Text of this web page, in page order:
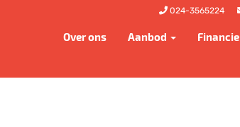
024-3565224
Over ons Aanbod